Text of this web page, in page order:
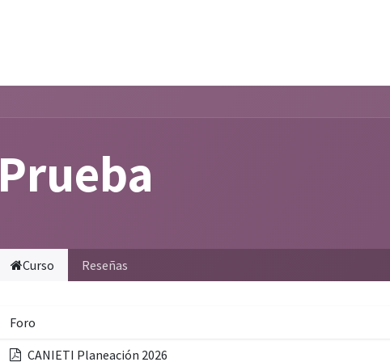
Prueba
Curso Reseñas
Foro
CANIETI Planeación 2026